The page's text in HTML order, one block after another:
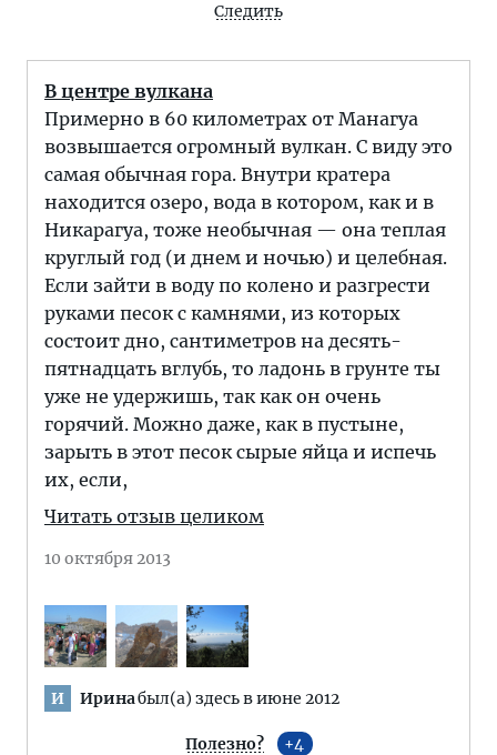
Следить
В центре вулкана
Примерно в 60 километрах от Манагуа
возвышается огромный вулкан. С виду это
самая обычная гора. Внутри кратера
находится озеро, вода в котором, как и в
Никарагуа, тоже необычная — она теплая
круглый год (и днем и ночью) и целебная.
Если зайти в воду по колено и разгрести
руками песок с камнями, из которых
состоит дно, сантиметров на десять-
пятнадцать вглубь, то ладонь в грунте ты
уже не удержишь, так как он очень
горячий. Можно даже, как в пустыне,
зарыть в этот песок сырые яйца и испечь
их, если,
Читать отзыв целиком
10 октября 2013
И Иринабыл(а) здесь в июне 2012
Полезно? 4